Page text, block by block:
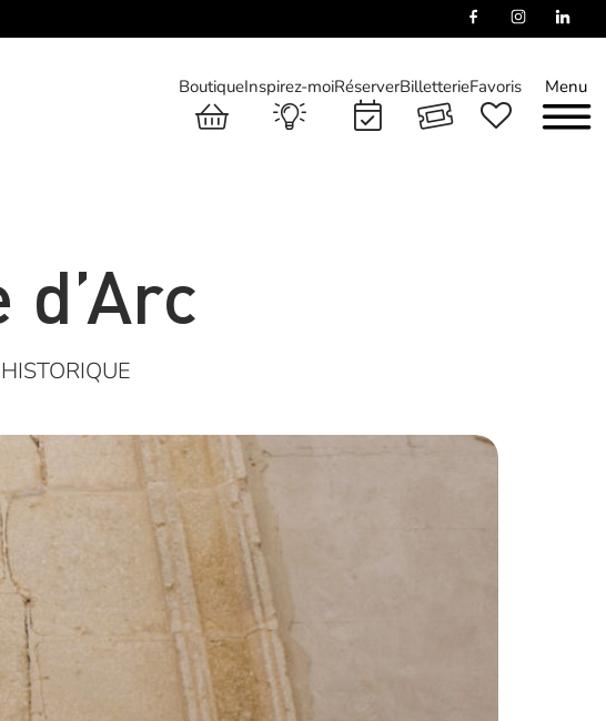
Menu
BoutiqueInspirez-moiRéserverBilletterieFavoris